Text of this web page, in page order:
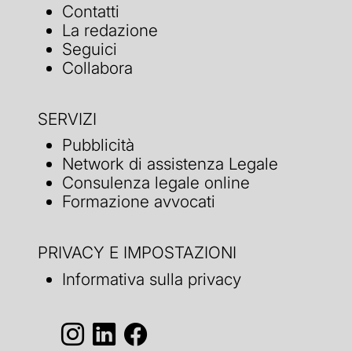
Contatti
La redazione
Seguici
Collabora
SERVIZI
Pubblicità
Network di assistenza Legale
Consulenza legale online
Formazione avvocati
PRIVACY E IMPOSTAZIONI
Informativa sulla privacy